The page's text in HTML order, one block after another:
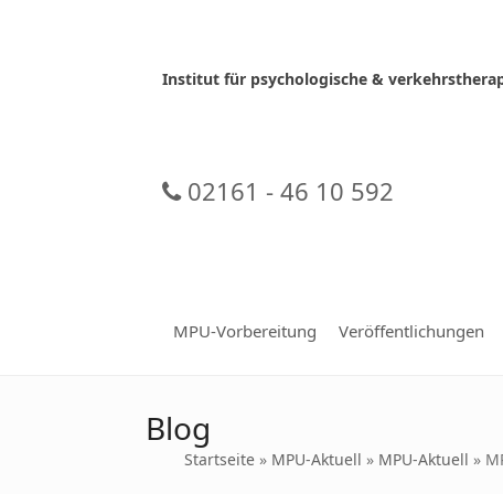
Institut für psychologische &
02161 - 46 10 592
MPU-Vorbereitung Veröffentlichungen
Blog
Startseite » MPU-Aktuell » MPU-Aktuell »